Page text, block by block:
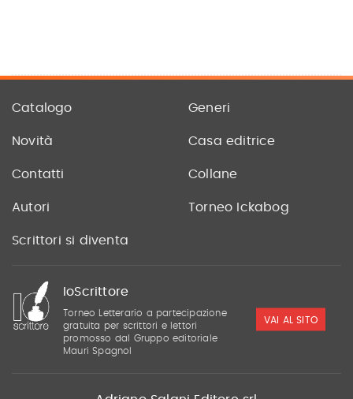
Catalogo Generi
Novità Casa editrice
Contatti Collane
Autori Torneo Ickabog
Scrittori si diventa
IoScrittore
Torneo Letterario a partecipazione
gratuita per scrittori e lettori
promosso dal Gruppo editoriale
Mauri Spagnol
VAI AL SITO